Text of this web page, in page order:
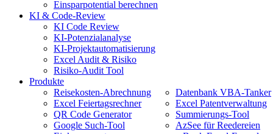
Einsparpotential berechnen
KI & Code-Review
KI Code Review
KI-Potenzialanalyse
KI-Projektautomatisierung
Excel Audit & Risiko
Risiko-Audit Tool
Produkte
Reisekosten-Abrechnung
Excel Feiertagsrechner
QR Code Generator
Google Such-Tool
Datenbank VBA-Tanker
Excel Patentverwaltung
Summierungs-Tool
AzSee für Reedereien